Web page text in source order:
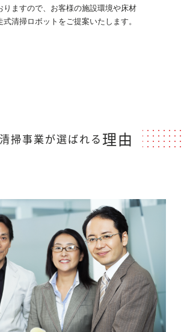
りますので、お客様の施設環境や床材
清掃ロボットをご提案いたします。
掃事業が選ばれる 理由